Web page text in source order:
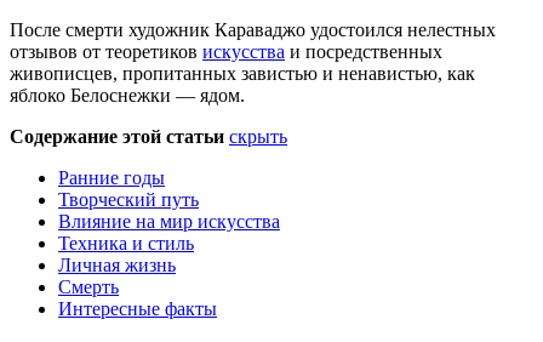
После смерти художник Караваджо удостоился нелестных
отзывов от теоретиков искусства и посредственных
живописцев, пропитанных завистью и ненавистью, как
яблоко Белоснежки — ядом.
Содержание этой статьи скрыть
Ранние годы
Творческий путь
Влияние на мир искусства
Техника и стиль
Личная жизнь
Смерть
Интересные факты